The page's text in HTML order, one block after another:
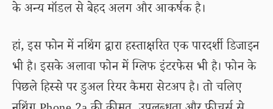
के अन्य मॉडल से बेहद अलग और आकर्षक है।
हां, इस फोन में नथिंग द्वारा हस्ताक्षरित एक पारदर्शी डिजाइन
भी है। इसके अलावा फोन में ग्लिफ इंटरफेस भी है। फोन के
पिछले हिस्से पर डुअल रियर कैमरा सेटअप है। तो चलिए